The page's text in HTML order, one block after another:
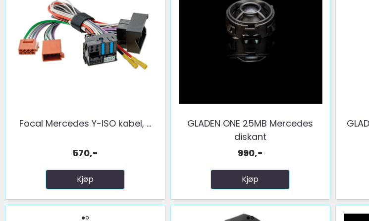
Focal Mercedes Y-ISO kabel, ...
570,-
Kjøp
GLADEN ONE 25MB Mercedes
diskant
990,-
Kjøp